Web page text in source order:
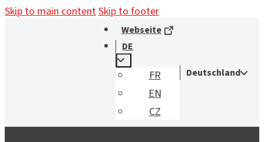
Skip to main contentSkip to footer
Webseite
DE
FR
EN
CZ
Deutschland